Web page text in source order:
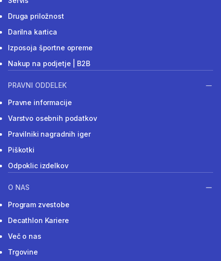
Druga priložnost
Darilna kartica
Izposoja športne opreme
Nakup na podjetje | B2B
PRAVNI ODDELEK
Pravne informacije
Varstvo osebnih podatkov
Pravilniki nagradnih iger
Piškotki
Odpoklic izdelkov
O NAS
Program zvestobe
Decathlon Kariere
Več o nas
Trgovine